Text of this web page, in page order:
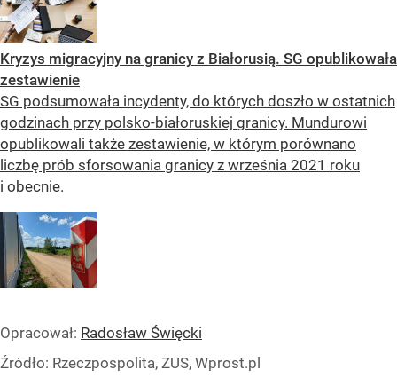
Kryzys migracyjny na granicy z Białorusią. SG opublikowała
zestawienie
SG podsumowała incydenty, do których doszło w ostatnich
godzinach przy polsko-białoruskiej granicy. Mundurowi
opublikowali także zestawienie, w którym porównano
liczbę prób sforsowania granicy z września 2021 roku
i obecnie.
Opracował: Radosław Święcki
Źródło: Rzeczpospolita, ZUS, Wprost.pl